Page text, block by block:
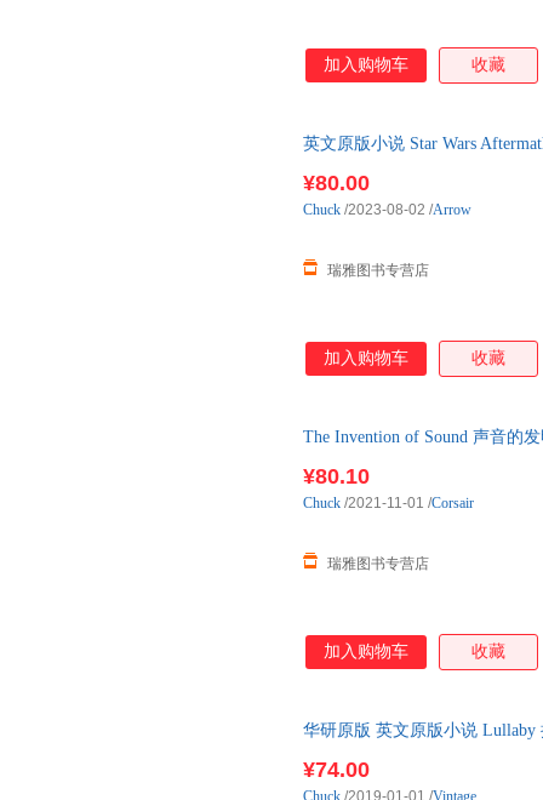
加入购物车 收藏
英文原版小说 Star Wars
¥80.00
瑞雅图书专营店
Chuck /2023-08-02 /Arrow
加入购物车 收藏
The Invention of Sound 声音的
¥80.10
瑞雅图书专营店
Chuck /2021-11-01 /Corsair
加入购物车 收藏
华研原版 英文原版小说 Lullaby
¥74.00
Chuck /2019-01-01 /Vintage